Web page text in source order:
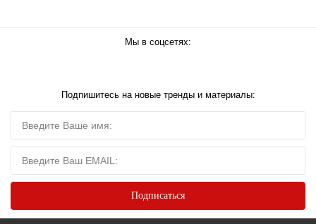
Мы в соцсетях:
Подпишитесь на новые тренды и материалы: